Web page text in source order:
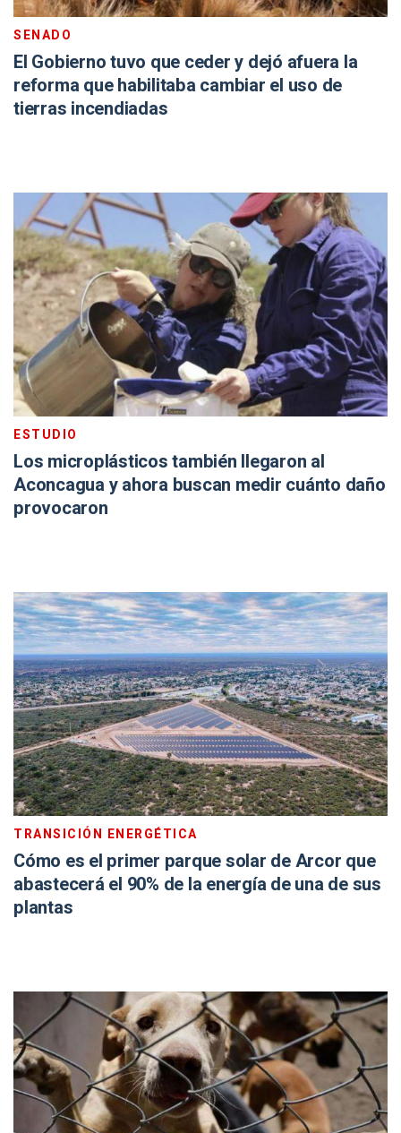
SENADO
El Gobierno tuvo que ceder y dejó afuera la
reforma que habilitaba cambiar el uso de
tierras incendiadas
ESTUDIO
Los microplásticos también llegaron al
Aconcagua y ahora buscan medir cuánto daño
provocaron
TRANSICIÓN ENERGÉTICA
Cómo es el primer parque solar de Arcor que
abastecerá el 90% de la energía de una de sus
plantas